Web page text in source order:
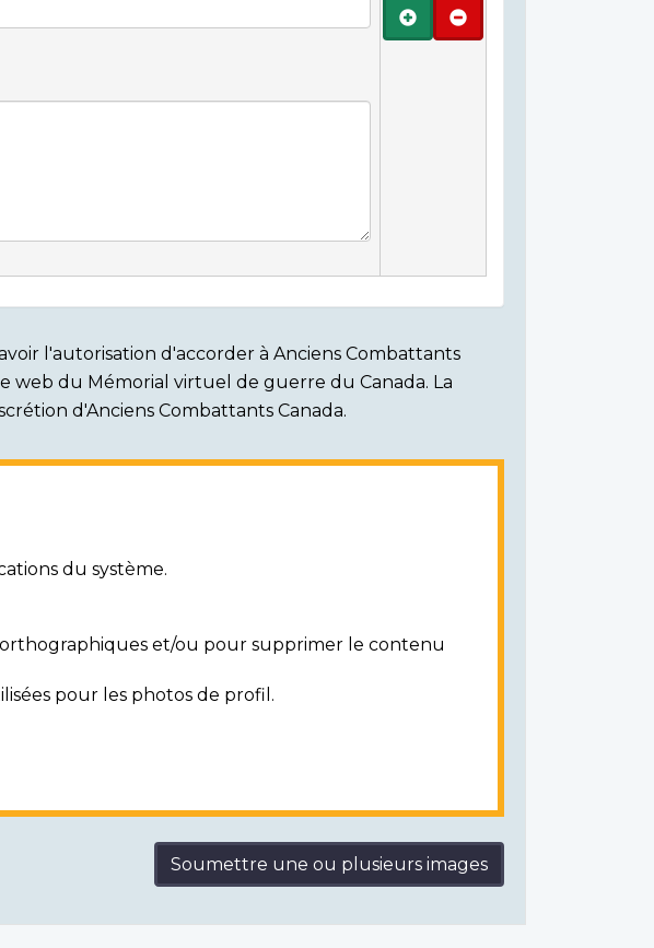
AjouterRetirer
l'autorisation d'accorder à Anciens Combattants
web du Mémorial virtuel de guerre du Canada. La
d'Anciens Combattants Canada.
du système.
et/ou pour supprimer le contenu
pour les photos de profil.
Soumettre une ou plusieurs images